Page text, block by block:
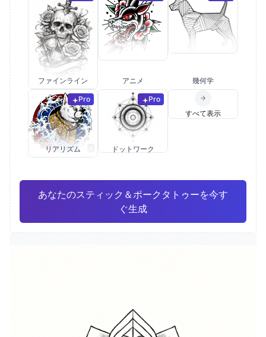
ファインライン アニメ 幾何学
Pro
リアリズム
Pro
ドットワーク
すべて表示
あなたのスティック＆ポークタトゥーを今す
ぐ生成